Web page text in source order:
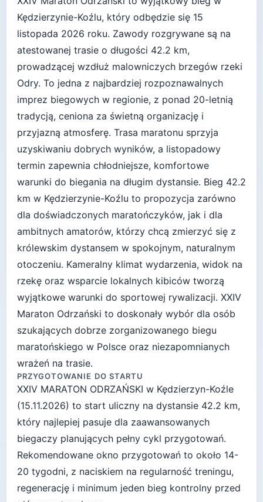
Kędzierzynie-Koźlu, który odbędzie się 15
listopada 2026 roku. Zawody rozgrywane są na
atestowanej trasie o długości 42.2 km,
prowadzącej wzdłuż malowniczych brzegów rzeki
Odry. To jedna z najbardziej rozpoznawalnych
imprez biegowych w regionie, z ponad 20-letnią
tradycją, ceniona za świetną organizację i
przyjazną atmosferę. Trasa maratonu sprzyja
uzyskiwaniu dobrych wyników, a listopadowy
termin zapewnia chłodniejsze, komfortowe
warunki do biegania na długim dystansie. Bieg 42.2
km w Kędzierzynie-Koźlu to propozycja zarówno
dla doświadczonych maratończyków, jak i dla
ambitnych amatorów, którzy chcą zmierzyć się z
królewskim dystansem w spokojnym, naturalnym
otoczeniu. Kameralny klimat wydarzenia, widok na
rzekę oraz wsparcie lokalnych kibiców tworzą
wyjątkowe warunki do sportowej rywalizacji. XXIV
Maraton Odrzański to doskonały wybór dla osób
szukających dobrze zorganizowanego biegu
maratońskiego w Polsce oraz niezapomnianych
wrażeń na trasie.
PRZYGOTOWANIE DO STARTU
XXIV MARATON ODRZAŃSKI w Kędzierzyn-Koźle
(15.11.2026) to start uliczny na dystansie 42.2 km,
który najlepiej pasuje dla zaawansowanych
biegaczy planujących pełny cykl przygotowań.
Rekomendowane okno przygotowań to około 14-
20 tygodni, z naciskiem na regularność treningu,
regenerację i minimum jeden bieg kontrolny przed